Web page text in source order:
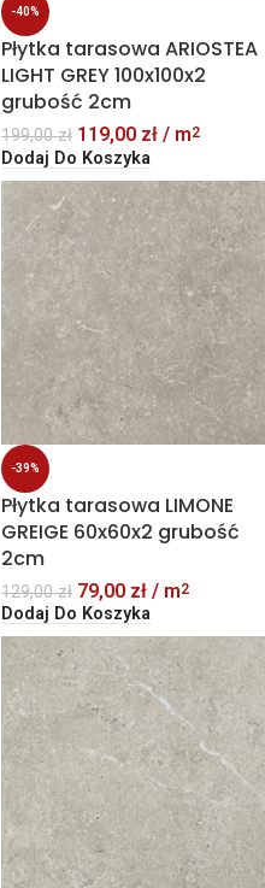
-40%
Płytka tarasowa ARIOSTEA
LIGHT GREY 100x100x2
grubość 2cm
199,00zł 119,00 zł / m2
Dodaj Do Koszyka
-39%
Płytka tarasowa LIMONE
GREIGE 60x60x2 grubość
2cm
129,00zł 79,00 zł / m2
Dodaj Do Koszyka